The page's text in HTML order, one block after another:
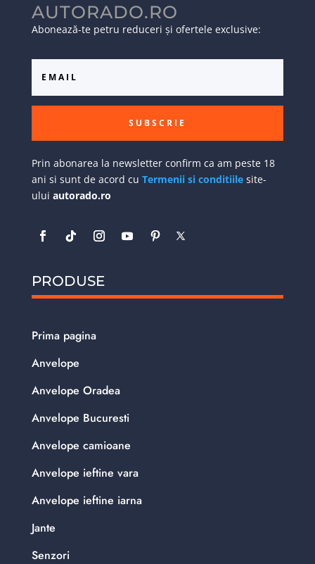
AUTORADO.RO
Abonează-te petru reduceri și ofertele exclusive:
SUBSCRIE
Prin abonarea la newsletter confirm ca am peste 18
ani si sunt de acord cu Termenii si conditiilesite-
ului autorado.ro
PRODUSE
Prima pagina
Anvelope
Anvelope Oradea
Anvelope Bucuresti
Anvelope camioane
Anvelope ieftine vara
Anvelope ieftine iarna
Jante
Senzori